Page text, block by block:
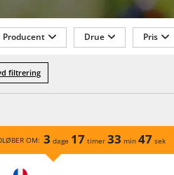
Producent Drue Pris
Tannin
filtrering
OM: 3 dage 17 timer 33 min 47 sek